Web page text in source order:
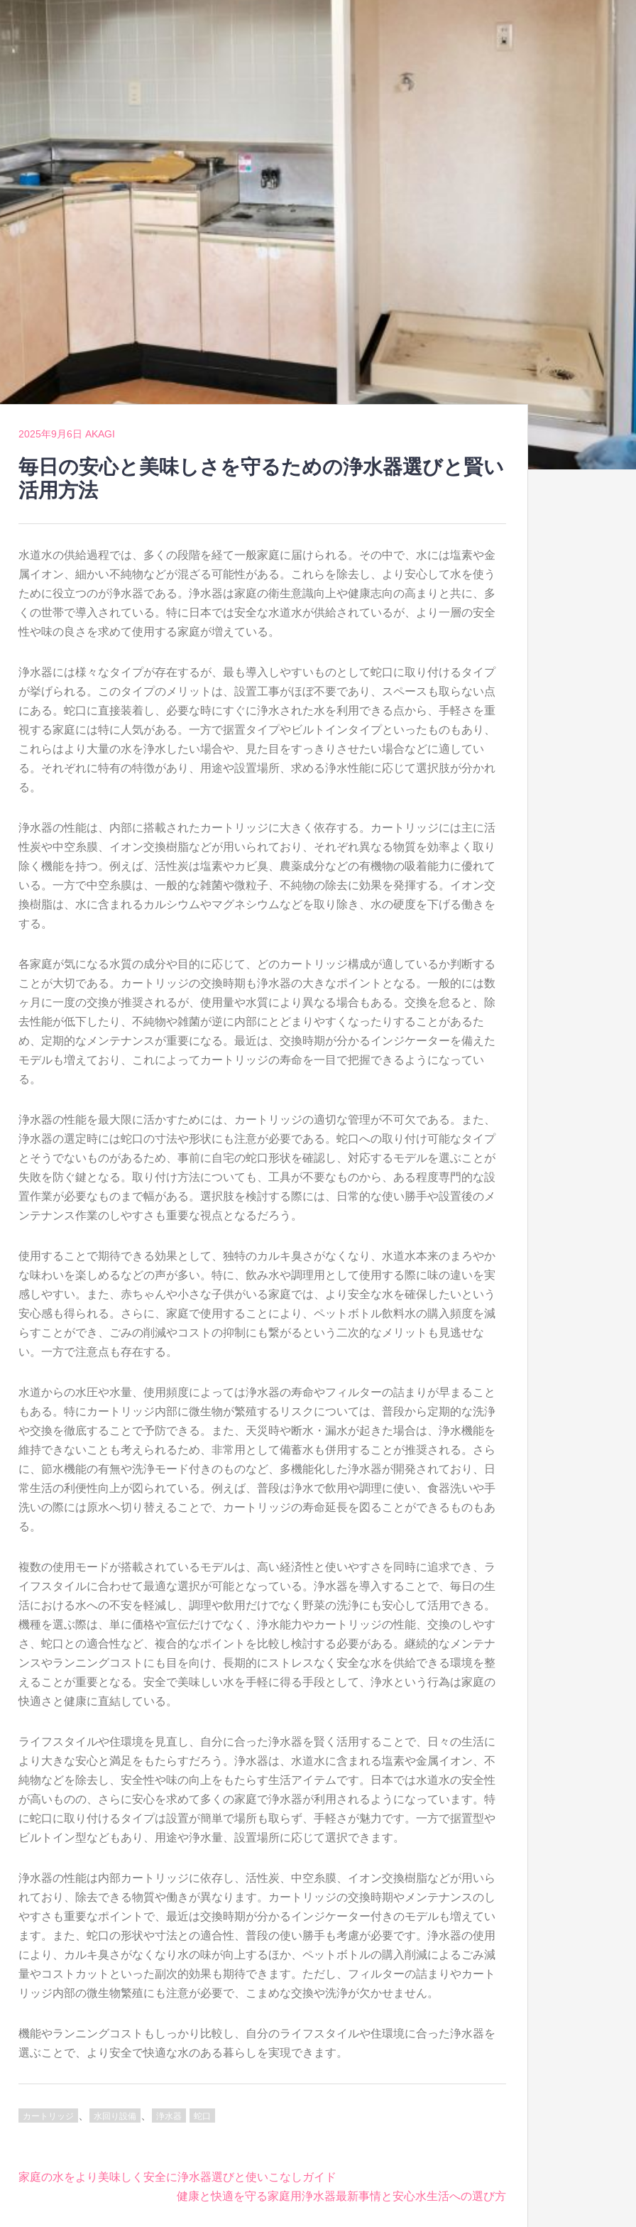
2025年9月6日 AKAGI
毎日の安心と美味しさを守るための浄水器選びと賢い
活用方法
水道水の供給過程では、多くの段階を経て一般家庭に届けられる。 その中で、水には塩素や金
属イオン、細かい不純物などが混ざる可能性がある。これらを除去し、より安心して水を使う
ために役立つのが浄水器である。浄水器は家庭の衛生意識向上や健康志向の高まりと共に、多
くの世帯で導入されている。特に日本では安全な水道水が供給されているが、より一層の安全
性や味の良さを求めて使用する家庭が増えている。
浄水器には様々なタイプが存在するが、最も導入しやすいものとして蛇口に取り付けるタイプ
が挙げられる。このタイプのメリットは、設置工事がほぼ不要であり、スペースも取らない点
にある。蛇口に直接装着し、必要な時にすぐに浄水された水を利用できる点から、手軽さを重
視する家庭には特に人気がある。一方で据置タイプやビルトインタイプといったものもあり、
これらはより大量の水を浄水したい場合や、見た目をすっきりさせたい場合などに適してい
る。それぞれに特有の特徴があり、用途や設置場所、求める浄水性能に応じて選択肢が分かれ
る。
浄水器の性能は、内部に搭載されたカートリッジに大きく依存する。カートリッジには主に活
性炭や中空糸膜、イオン交換樹脂などが用いられており、それぞれ異なる物質を効率よく取り
除く機能を持つ。例えば、活性炭は塩素やカビ臭、農薬成分などの有機物の吸着能力に優れて
いる。一方で中空糸膜は、一般的な雑菌や微粒子、不純物の除去に効果を発揮する。イオン交
換樹脂は、水に含まれるカルシウムやマグネシウムなどを取り除き、水の硬度を下げる働きを
する。
各家庭が気になる水質の成分や目的に応じて、どのカートリッジ構成が適しているか判断する
ことが大切である。カートリッジの交換時期も浄水器の大きなポイントとなる。一般的には数
ヶ月に一度の交換が推奨されるが、使用量や水質により異なる場合もある。交換を怠ると、除
去性能が低下したり、不純物や雑菌が逆に内部にとどまりやすくなったりすることがあるた
め、定期的なメンテナンスが重要になる。最近は、交換時期が分かるインジケーターを備えた
モデルも増えており、これによってカートリッジの寿命を一目で把握できるようになってい
る。
浄水器の性能を最大限に活かすためには、カートリッジの適切な管理が不可欠である。また、
浄水器の選定時には蛇口の寸法や形状にも注意が必要である。蛇口への取り付け可能なタイプ
とそうでないものがあるため、事前に自宅の蛇口形状を確認し、対応するモデルを選ぶことが
失敗を防ぐ鍵となる。取り付け方法についても、工具が不要なものから、ある程度専門的な設
置作業が必要なものまで幅がある。選択肢を検討する際には、日常的な使い勝手や設置後のメ
ンテナンス作業のしやすさも重要な視点となるだろう。
使用することで期待できる効果として、独特のカルキ臭さがなくなり、水道水本来のまろやか
な味わいを楽しめるなどの声が多い。特に、飲み水や調理用として使用する際に味の違いを実
感しやすい。また、赤ちゃんや小さな子供がいる家庭では、より安全な水を確保したいという
安心感も得られる。さらに、家庭で使用することにより、ペットボトル飲料水の購入頻度を減
らすことができ、ごみの削減やコストの抑制にも繋がるという二次的なメリットも見逃せな
い。一方で注意点も存在する。
水道からの水圧や水量、使用頻度によっては浄水器の寿命やフィルターの詰まりが早まること
もある。特にカートリッジ内部に微生物が繁殖するリスクについては、普段から定期的な洗浄
や交換を徹底することで予防できる。また、天災時や断水・漏水が起きた場合は、浄水機能を
維持できないことも考えられるため、非常用として備蓄水も併用することが推奨される。さら
に、節水機能の有無や洗浄モード付きのものなど、多機能化した浄水器が開発されており、日
常生活の利便性向上が図られている。例えば、普段は浄水で飲用や調理に使い、食器洗いや手
洗いの際には原水へ切り替えることで、カートリッジの寿命延長を図ることができるものもあ
る。
複数の使用モードが搭載されているモデルは、高い経済性と使いやすさを同時に追求でき、ラ
イフスタイルに合わせて最適な選択が可能となっている。浄水器を導入することで、毎日の生
活における水への不安を軽減し、調理や飲用だけでなく野菜の洗浄にも安心して活用できる。
機種を選ぶ際は、単に価格や宣伝だけでなく、浄水能力やカートリッジの性能、交換のしやす
さ、蛇口との適合性など、複合的なポイントを比較し検討する必要がある。継続的なメンテナ
ンスやランニングコストにも目を向け、長期的にストレスなく安全な水を供給できる環境を整
えることが重要となる。安全で美味しい水を手軽に得る手段として、浄水という行為は家庭の
快適さと健康に直結している。
ライフスタイルや住環境を見直し、自分に合った浄水器を賢く活用することで、日々の生活に
より大きな安心と満足をもたらすだろう。浄水器は、水道水に含まれる塩素や金属イオン、不
純物などを除去し、安全性や味の向上をもたらす生活アイテムです。日本では水道水の安全性
が高いものの、さらに安心を求めて多くの家庭で浄水器が利用されるようになっています。特
に蛇口に取り付けるタイプは設置が簡単で場所も取らず、手軽さが魅力です。一方で据置型や
ビルトイン型などもあり、用途や浄水量、設置場所に応じて選択できます。
浄水器の性能は内部カートリッジに依存し、活性炭、中空糸膜、イオン交換樹脂などが用いら
れており、除去できる物質や働きが異なります。カートリッジの交換時期やメンテナンスのし
やすさも重要なポイントで、最近は交換時期が分かるインジケーター付きのモデルも増えてい
ます。また、蛇口の形状や寸法との適合性、普段の使い勝手も考慮が必要です。浄水器の使用
により、カルキ臭さがなくなり水の味が向上するほか、ペットボトルの購入削減によるごみ減
量やコストカットといった副次的効果も期待できます。ただし、フィルターの詰まりやカート
リッジ内部の微生物繁殖にも注意が必要で、こまめな交換や洗浄が欠かせません。
機能やランニングコストもしっかり比較し、自分のライフスタイルや住環境に合った浄水器を
選ぶことで、より安全で快適な水のある暮らしを実現できます。
カートリッジ 水回り設備 浄水器 蛇口
投
家庭の水をより美味しく安全に浄水器選びと使いこなしガイド
健康と快適を守る家庭用浄水器最新事情と安心水生活への選び方